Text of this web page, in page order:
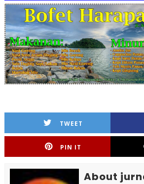
TWEET
PIN IT
About